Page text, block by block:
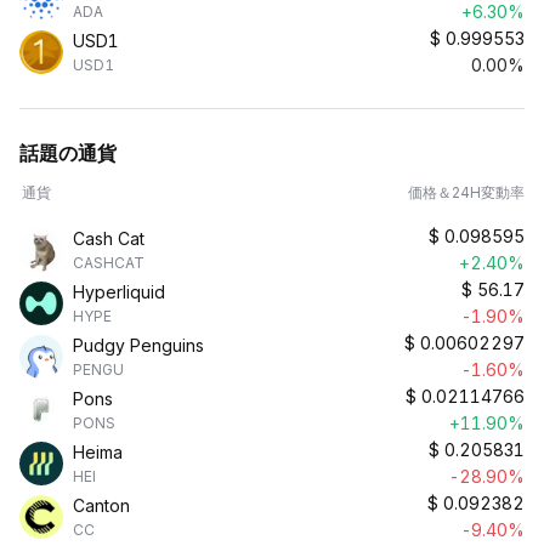
ADA
+6.30%
USD1
USD1
$ 0.999553
0.00%
話題の通貨
通貨 価格＆24H変動率
Cash Cat
CASHCAT
$ 0.098595
+2.40%
Hyperliquid
HYPE
$ 56.17
-1.90%
Pudgy Penguins
PENGU
$ 0.00602297
-1.60%
Pons
PONS
$ 0.02114766
+11.90%
Heima
HEI
$ 0.205831
-28.90%
Canton
CC
$ 0.092382
-9.40%